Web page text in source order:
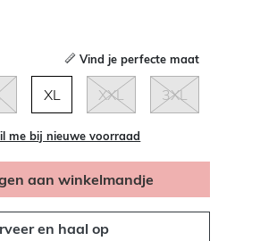
Vind je perfecte maat
XL XXL 3XL
me bij nieuwe voorraad
aan winkelmandje
en haal op